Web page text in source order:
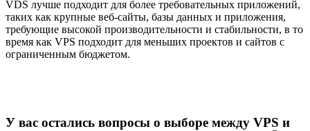
VDS лучше подходит для более требовательных приложений,
таких как крупные веб-сайты, базы данных и приложения,
требующие высокой производительности и стабильности, в то
время как VPS подходит для меньших проектов и сайтов с
ограниченным бюджетом.
У вас остались вопросы о выборе между VPS и